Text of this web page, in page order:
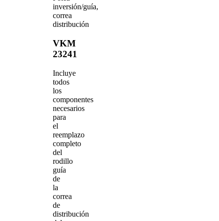
inversión/guía,
correa
distribución
VKM
23241
Incluye
todos
los
componentes
necesarios
para
el
reemplazo
completo
del
rodillo
guía
de
la
correa
de
distribución